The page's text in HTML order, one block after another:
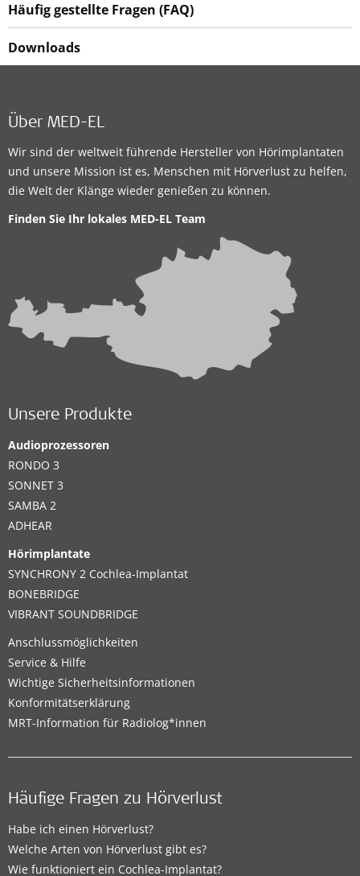
Häufig gestellte Fragen (FAQ)
Downloads
Über MED-EL
Wir sind der weltweit führende Hersteller von Hörimplantaten
und unsere Mission ist es, Menschen mit Hörverlust zu helfen,
die Welt der Klänge wieder genießen zu können.
Finden Sie Ihr lokales MED-EL Team
Unsere Produkte
Audioprozessoren
RONDO 3
SONNET 3
SAMBA 2
ADHEAR
Hörimplantate
SYNCHRONY 2 Cochlea-Implantat
BONEBRIDGE
VIBRANT SOUNDBRIDGE
Anschlussmöglichkeiten
Service & Hilfe
Wichtige Sicherheitsinformationen
Konformitätserklärung
MRT-Information für Radiolog*innen
Häufige Fragen zu Hörverlust
Habe ich einen Hörverlust?
Welche Arten von Hörverlust gibt es?
Wie funktioniert ein Cochlea-Implantat?